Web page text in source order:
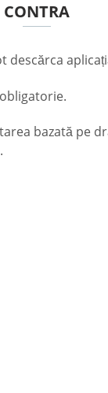
CONTRA
descărca
bazată pe